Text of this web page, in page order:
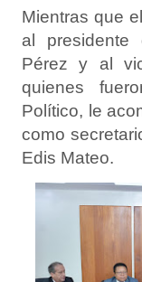
Mientras que
al presidente
Pérez y al
quienes
Político, le
como
Edis Mateo.